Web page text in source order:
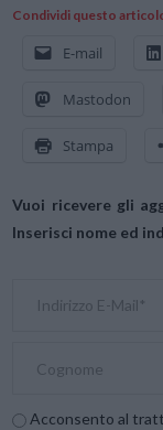
Condividi questo
E-mail
Mastodon
Stampa
Vuoi ricevere gli
Inserisci nome ed
Acconsento al